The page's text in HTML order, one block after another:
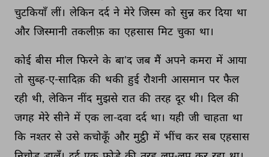
चुटकियाँ लीं। लेकिन दर्द ने मेरे जिस्म को सुन्न कर दिया था
और जिस्मानी तकलीफ़ का एहसास मिट चुका था।
कोई बीस मील फिरने के बा'द जब मैं अपने कमरा में आया
तो सुब्ह-ए-सादिक़ की थकी हुई रौशनी आसमान पर फैल
रही थी, लेकिन नींद मुझसे रात की तरह दूर थी। दिल की
जगह मेरे सीने में एक ला-दवा दर्द था। यही जी चाहता था
कि नश्तर से उसे कचोकूँ और मुट्ठी में भींच कर सब एहसास